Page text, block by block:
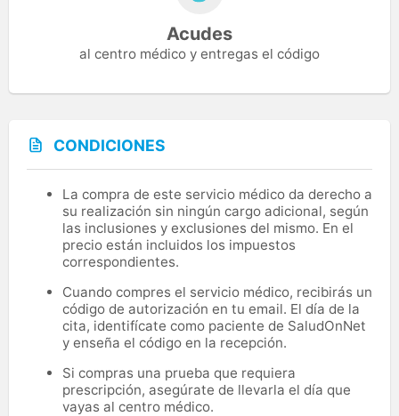
Acudes
al centro médico y entregas el código
CONDICIONES
La compra de este servicio médico da derecho a
su realización sin ningún cargo adicional, según
las inclusiones y exclusiones del mismo. En el
precio están incluidos los impuestos
correspondientes.
Cuando compres el servicio médico, recibirás un
código de autorización en tu email. El día de la
cita, identifícate como paciente de SaludOnNet
y enseña el código en la recepción.
Si compras una prueba que requiera
prescripción, asegúrate de llevarla el día que
vayas al centro médico.